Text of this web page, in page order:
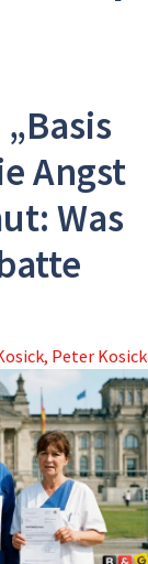
Angst
Was
, Peter Kosick